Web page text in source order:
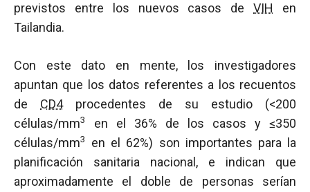
previstos entre los nuevos casos deVIH
en
Tailandia.
Con este dato en mente, los investigadores
apuntan que los datos referentes a los recuentos
de CD4procedentes de su estudio (<200
células/mm3
en el 36% de los casos y ≤350
células/mm3
en el 62%) son importantes para la
planificación sanitaria nacional, e indican que
aproximadamente el doble de personas serían